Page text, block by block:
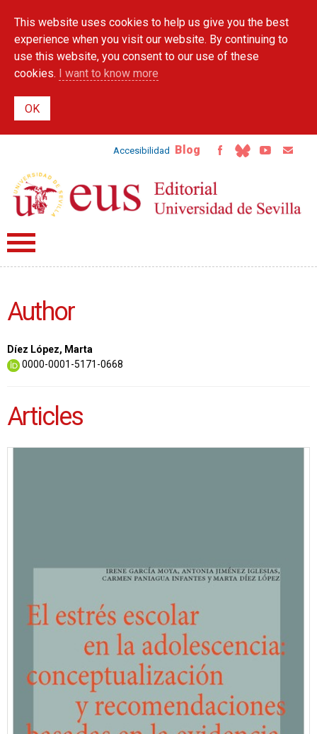
main
content
This website uses cookies to help us give you the best
experience when you visit our website. By continuing to
use this website, you consent to our use of these
cookies. I want to know more
Accesibilidad Blog
Author
Díez López, Marta
0000-0001-5171-0668
Articles